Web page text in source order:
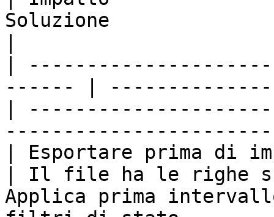
Soluzione
|
------ |
|
| Esportare prima di
| Il file ha le righe
Applica prima